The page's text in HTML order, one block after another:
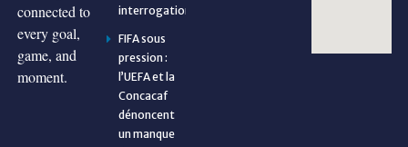
connected to
every goal,
game, and
moment.
interrogations
FIFA sous
pression :
l’UEFA et la
Concacaf
dénoncent
un manque